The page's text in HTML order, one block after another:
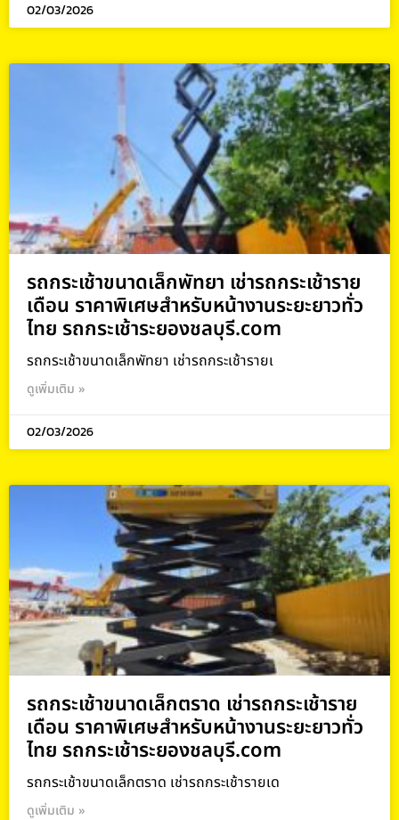
02/03/2026
รถกระเช้าขนาดเล็กพัทยา เช่ารถกระเช้าราย
เดือน ราคาพิเศษสำหรับหน้างานระยะยาวทั่ว
ไทย รถกระเช้าระยองชลบุรี.com
รถกระเช้าขนาดเล็กพัทยา เช่ารถกระเช้ารายเ
ดูเพิ่มเติม »
02/03/2026
รถกระเช้าขนาดเล็กตราด เช่ารถกระเช้าราย
เดือน ราคาพิเศษสำหรับหน้างานระยะยาวทั่ว
ไทย รถกระเช้าระยองชลบุรี.com
รถกระเช้าขนาดเล็กตราด เช่ารถกระเช้ารายเด
ดูเพิ่มเติม »